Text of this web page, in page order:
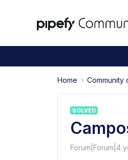
Home Community
SOLVED
Forum|Forum|4